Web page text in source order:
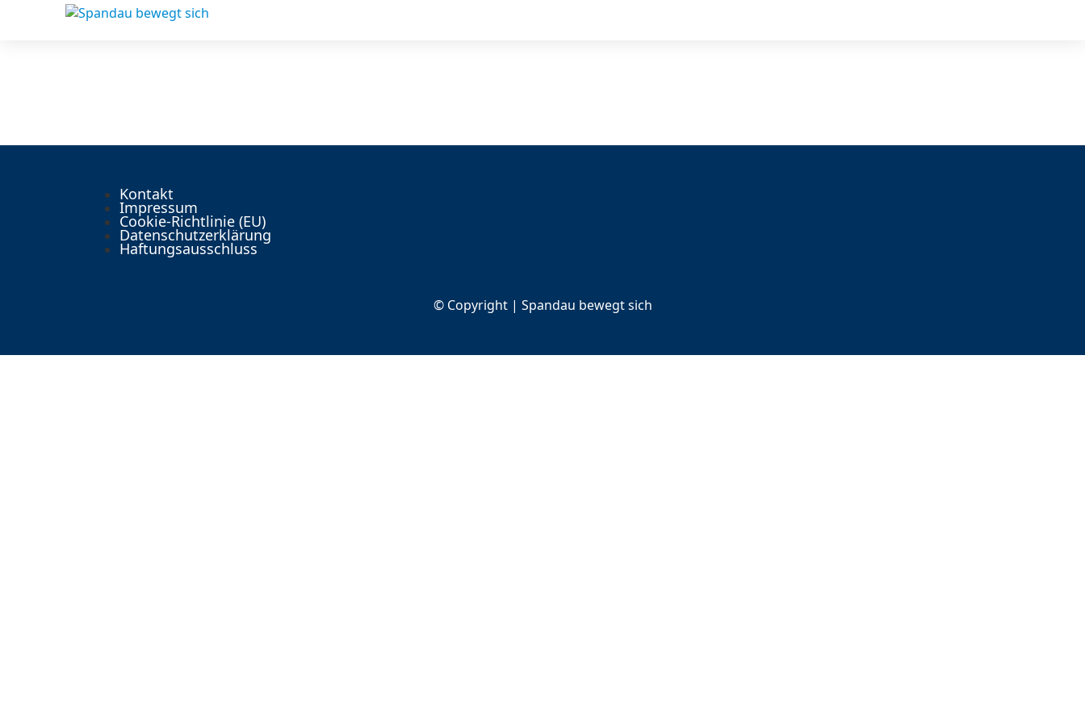
Kontakt
Impressum
Cookie-Richtlinie (EU)
Datenschutzerklärung
Haftungsausschluss
© Copyright | Spandau bewegt sich